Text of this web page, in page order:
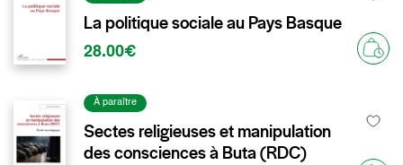
La politique sociale au Pays Basque
28.00€
À paraître
Sectes religieuses et manipulation
des consciences à Buta (RDC)